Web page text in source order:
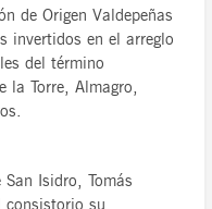
de Origen Valdepeñas
invertidos en el arreglo
del término
la Torre, Almagro,
Isidro, Tomás
consistorio su